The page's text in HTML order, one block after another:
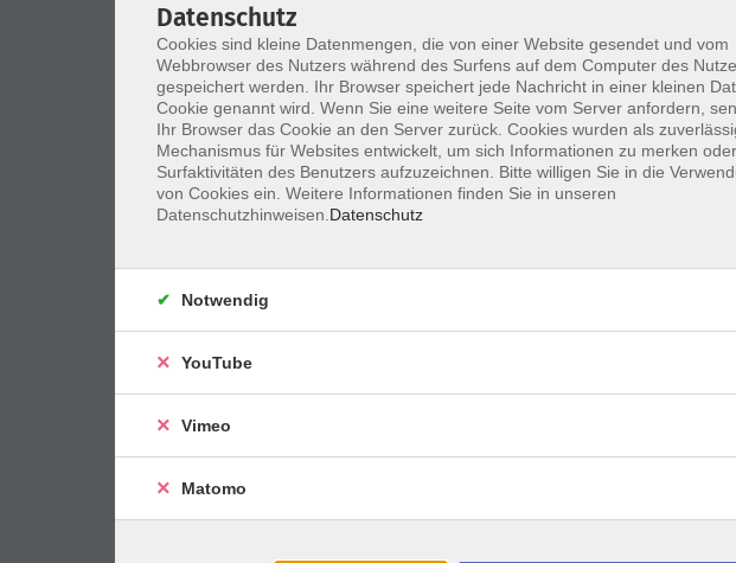
WebVortrag: Argumentieren ohne Druck
Dialog Veränderung ermöglicht
Einführung in das Vereins- und
(Teil 1)
Datenschutz
Cookies sind kleine Datenmengen, die von einer Website gesendet und vom
Webbrowser des Nutzers während des Surfens auf dem Computer des
gespeichert werden. Ihr Browser speichert jede Nachricht in einer kleinen
Cookie genannt wird. Wenn Sie eine weitere Seite vom Server anfordern,
Ihr Browser das Cookie an den Server zurück. Cookies wurden als
Mechanismus für Websites entwickelt, um sich Informationen zu merken
Surfaktivitäten des Benutzers aufzuzeichnen. Bitte willigen Sie in die
von Cookies ein. Weitere Informationen finden Sie in unseren
Datenschutzhinweisen. Datenschutz
Notwendig
YouTube
Vimeo
Matomo